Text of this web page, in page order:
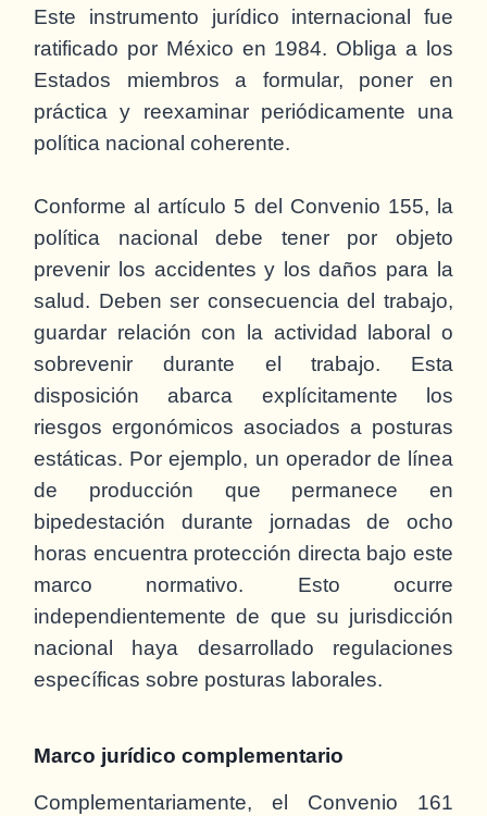
Este instrumento jurídico internacional fue
ratificado por México en 1984. Obliga a los
Estados miembros a formular, poner en
práctica y reexaminar periódicamente una
política nacional coherente.
Conforme al artículo 5 del Convenio 155, la
política nacional debe tener por objeto
prevenir los accidentes y los daños para la
salud. Deben ser consecuencia del trabajo,
guardar relación con la actividad laboral o
sobrevenir durante el trabajo. Esta
disposición abarca explícitamente los
riesgos ergonómicos asociados a posturas
estáticas. Por ejemplo, un operador de línea
de producción que permanece en
bipedestación durante jornadas de ocho
horas encuentra protección directa bajo este
marco normativo. Esto ocurre
independientemente de que su jurisdicción
nacional haya desarrollado regulaciones
específicas sobre posturas laborales.
Marco jurídico complementario
Complementariamente, el Convenio 161